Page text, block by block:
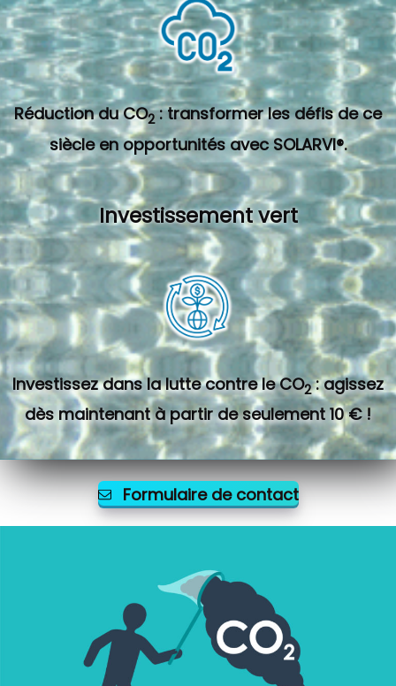
Réduction du CO2 : transformer les défis de ce
siècle en opportunités avec SOLARVI®.
Investissement vert
Investissez dans la lutte contre le CO2 : agissez
dès maintenant à partir de seulement 10 € !
Formulaire de contact